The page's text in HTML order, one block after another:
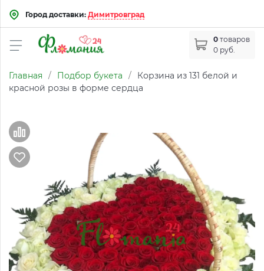
Город доставки: Димитровград
0 товаров
0 руб.
Главная / Подбор букета /
Корзина из 131 белой и
красной розы в форме сердца